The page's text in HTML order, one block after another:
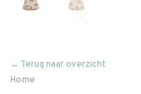
← Terug naar overzicht
Home